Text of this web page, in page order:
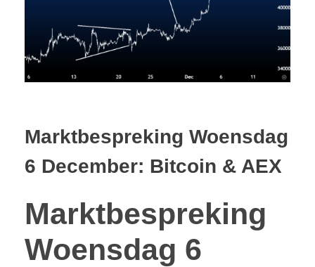
Marktbespreking Woensdag
6 December: Bitcoin & AEX
Marktbespreking
Woensdag 6